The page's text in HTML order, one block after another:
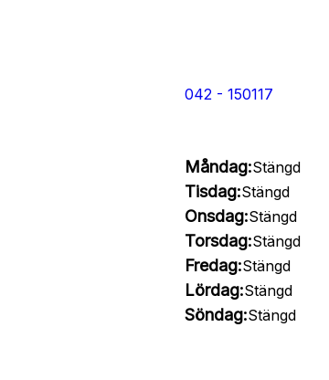
042 - 150117
Måndag:Stängd
Tisdag:Stängd
Onsdag:Stängd
Torsdag:Stängd
Fredag:Stängd
Lördag:Stängd
Söndag:Stängd